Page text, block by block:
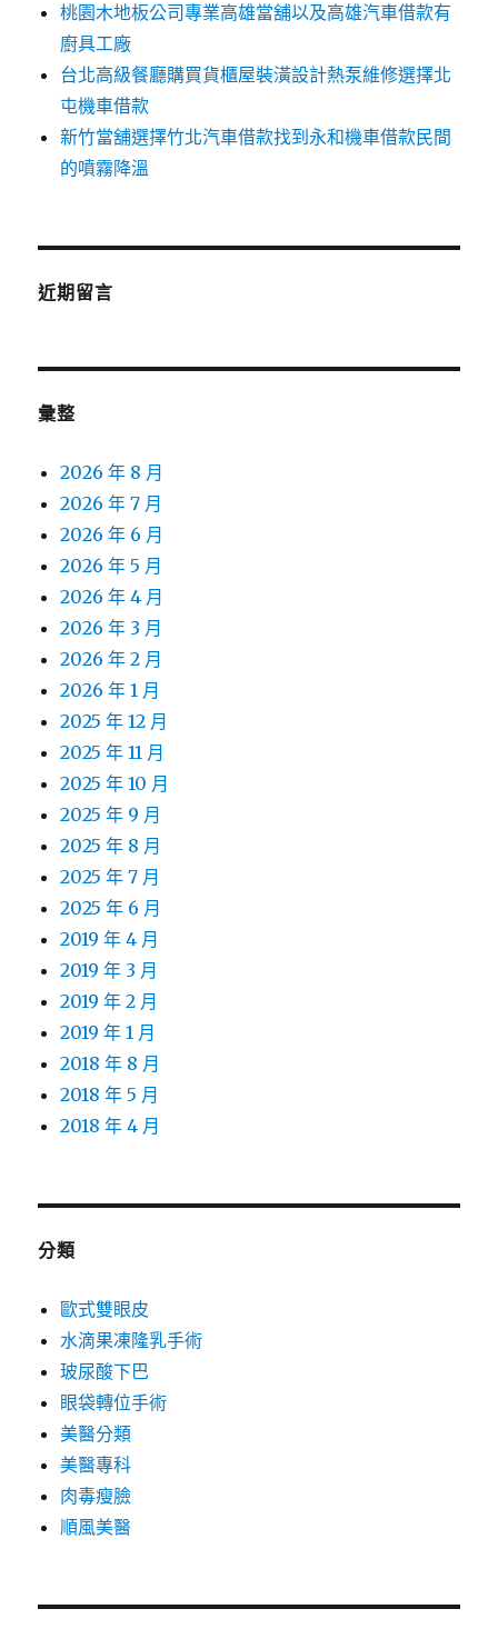
桃園木地板公司專業高雄當舖以及高雄汽車借款有
廚具工廠
台北高級餐廳購買貨櫃屋裝潢設計熱泵維修選擇北
屯機車借款
新竹當舖選擇竹北汽車借款找到永和機車借款民間
的噴霧降溫
近期留言
彙整
2026 年 8 月
2026 年 7 月
2026 年 6 月
2026 年 5 月
2026 年 4 月
2026 年 3 月
2026 年 2 月
2026 年 1 月
2025 年 12 月
2025 年 11 月
2025 年 10 月
2025 年 9 月
2025 年 8 月
2025 年 7 月
2025 年 6 月
2019 年 4 月
2019 年 3 月
2019 年 2 月
2019 年 1 月
2018 年 8 月
2018 年 5 月
2018 年 4 月
分類
歐式雙眼皮
水滴果凍隆乳手術
玻尿酸下巴
眼袋轉位手術
美醫分類
美醫專科
肉毒瘦臉
順風美醫